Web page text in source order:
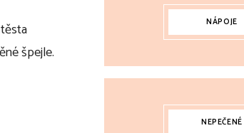
špejle.
NÁPOJE
NEPEČENÉ